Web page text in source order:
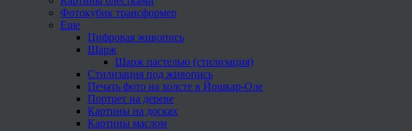
Фотокубик трансформер
Еще
Цифровая живопись
Шарж
Шарж пастелью (стилизация)
Стилизация под живопись
Печать фото на холсте в Йошкар-Оле
Портрет на дереве
Картины на досках
Картины маслом